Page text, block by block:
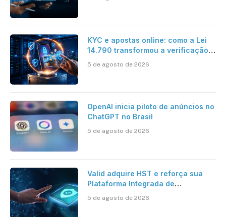
KYC e apostas online: como a Lei
14.790 transformou a verificação
brasileiro
5 de agosto de 2026
OpenAI inicia piloto de anúncios no
ChatGPT no Brasil
5 de agosto de 2026
Valid adquire HST e reforça sua
Plataforma Integrada de
Segurança Digital
5 de agosto de 2026